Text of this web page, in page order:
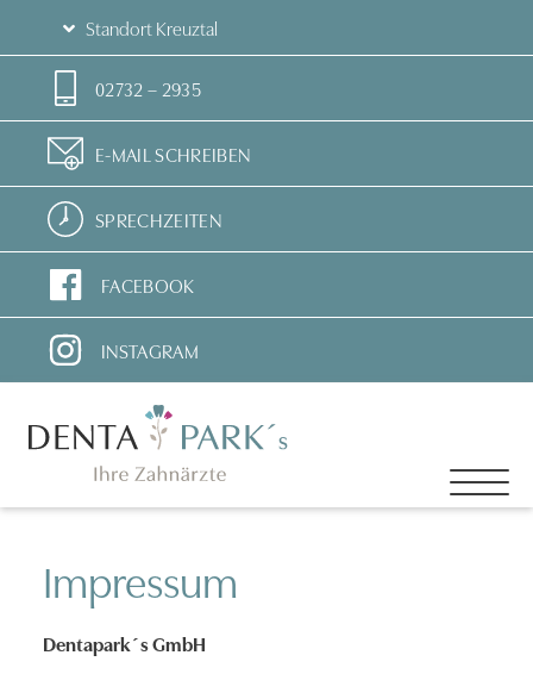
Standort Kreuztal
02732 – 2935
E-MAIL SCHREIBEN
SPRECHZEITEN
FACEBOOK
INSTAGRAM
Impressum
Dentapark´s GmbH